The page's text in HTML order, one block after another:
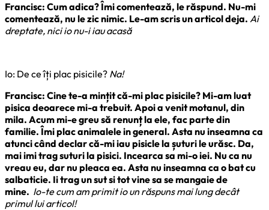
Francisc: Cum adica? Îmi comentează, le răspund. Nu-mi
comentează, nu le zic nimic. Le-am scris un articol deja. Ai
dreptate, nici io nu-i iau acasă
Io: De ce îți plac pisicile? Na!
Francisc: Cine te-a mințit că-mi plac pisicile? Mi-am luat
pisica deoarece mi-a trebuit. Apoi a venit motanul, din
mila. Acum mi-e greu să renunț la ele, fac parte din
familie. Îmi plac animalele in general. Asta nu inseamna ca
atunci când declar că-mi iau pisicle la șuturi le urăsc. Da,
mai imi trag suturi la pisici. Incearca sa mi-o iei. Nu ca nu
vreau eu, dar nu pleaca ea. Asta nu inseamna ca o bat cu
salbaticie. Ii trag un sut si tot vine sa se mangaie de
mine. Io-te cum am primit io un răspuns mai lung decât
primul lui articol!